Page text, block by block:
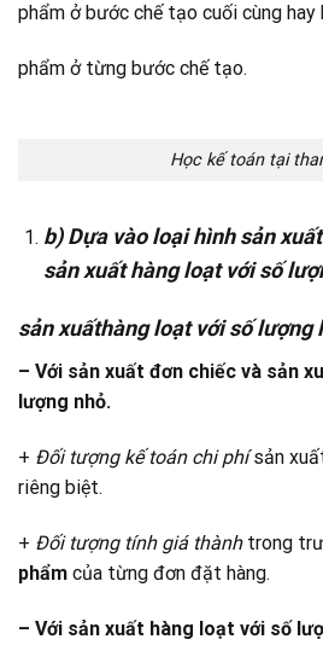
phẩm ở bước chế tạo cuối cùng hay
phẩm ở từng bước chế tạo.
Học kế toán tại
b) Dựa vào loại hình sản
sản xuất hàng loạt với số
sản xuấthàng loạt với số lượng
– Với sản xuất đơn chiếc và sản
lượng nhỏ.
+ Đối tượng kế toán chi phísản
riêng biệt.
+ Đối tượng tính giá thànhtrong
phẩm của từng đơn đặt hàng.
– Với sản xuất hàng loạt với số